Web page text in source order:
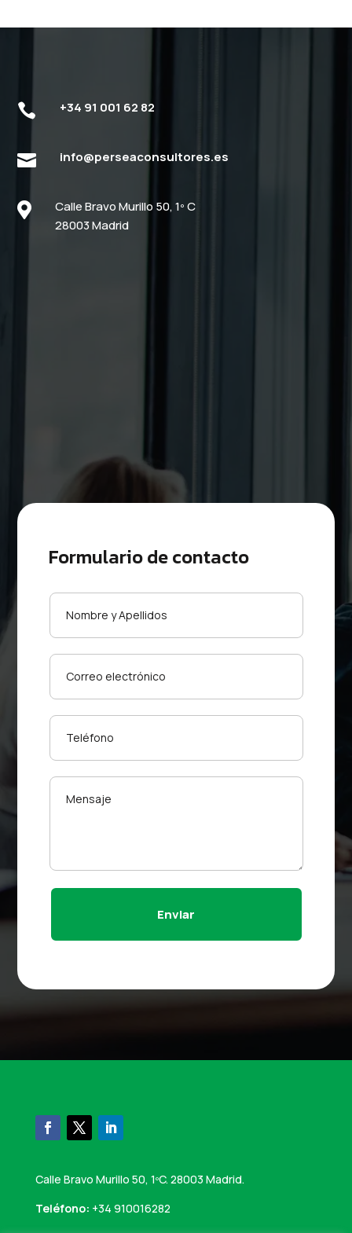
 +34 91 001 62 82
 info@perseaconsultores.es

Calle Bravo Murillo 50, 1º C
28003 Madrid
Formulario de contacto
Enviar
Calle Bravo Murillo 50, 1ºC. 28003 Madrid.
Teléfono: +34 910016282